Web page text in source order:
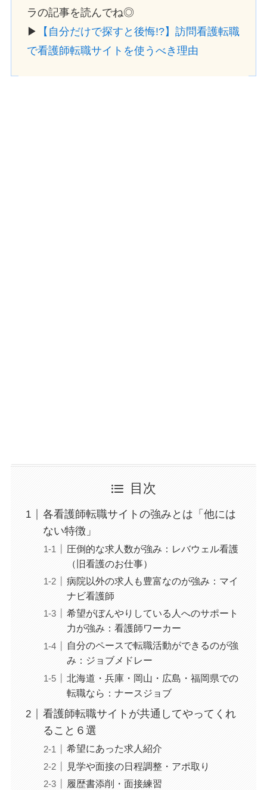
ラの記事を読んでね◎
▶
【自分だけで探すと後悔!?】訪問看護転職
で看護師転職サイトを使うべき理由
目次
各看護師転職サイトの強みとは「他には
ない特徴」
圧倒的な求人数が強み：レバウェル看護
（旧看護のお仕事）
病院以外の求人も豊富なのが強み：マイ
ナビ看護師
希望がぼんやりしている人へのサポート
力が強み：看護師ワーカー
自分のペースで転職活動ができるのが強
み：ジョブメドレー
北海道・兵庫・岡山・広島・福岡県での
転職なら：ナースジョブ
看護師転職サイトが共通してやってくれ
ること６選
希望にあった求人紹介
見学や面接の日程調整・アポ取り
履歴書添削・面接練習